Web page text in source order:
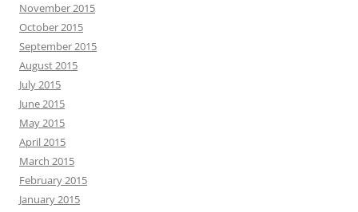
November 2015
October 2015
September 2015
August 2015
July 2015
June 2015
May 2015
April 2015
March 2015
February 2015
January 2015